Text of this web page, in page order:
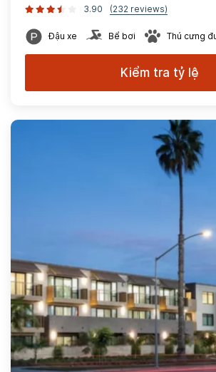
3.90
(232 reviews)
Đậu xe Bể bơi Thú cưng
Kiểm tra tỷ lệ